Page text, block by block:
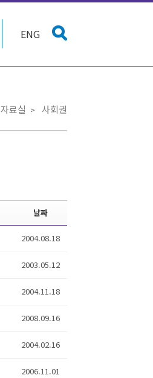
ENG
자료실 사회권
날짜
2004.08.18
2003.05.12
2004.11.18
2008.09.16
2004.02.16
2006.11.01